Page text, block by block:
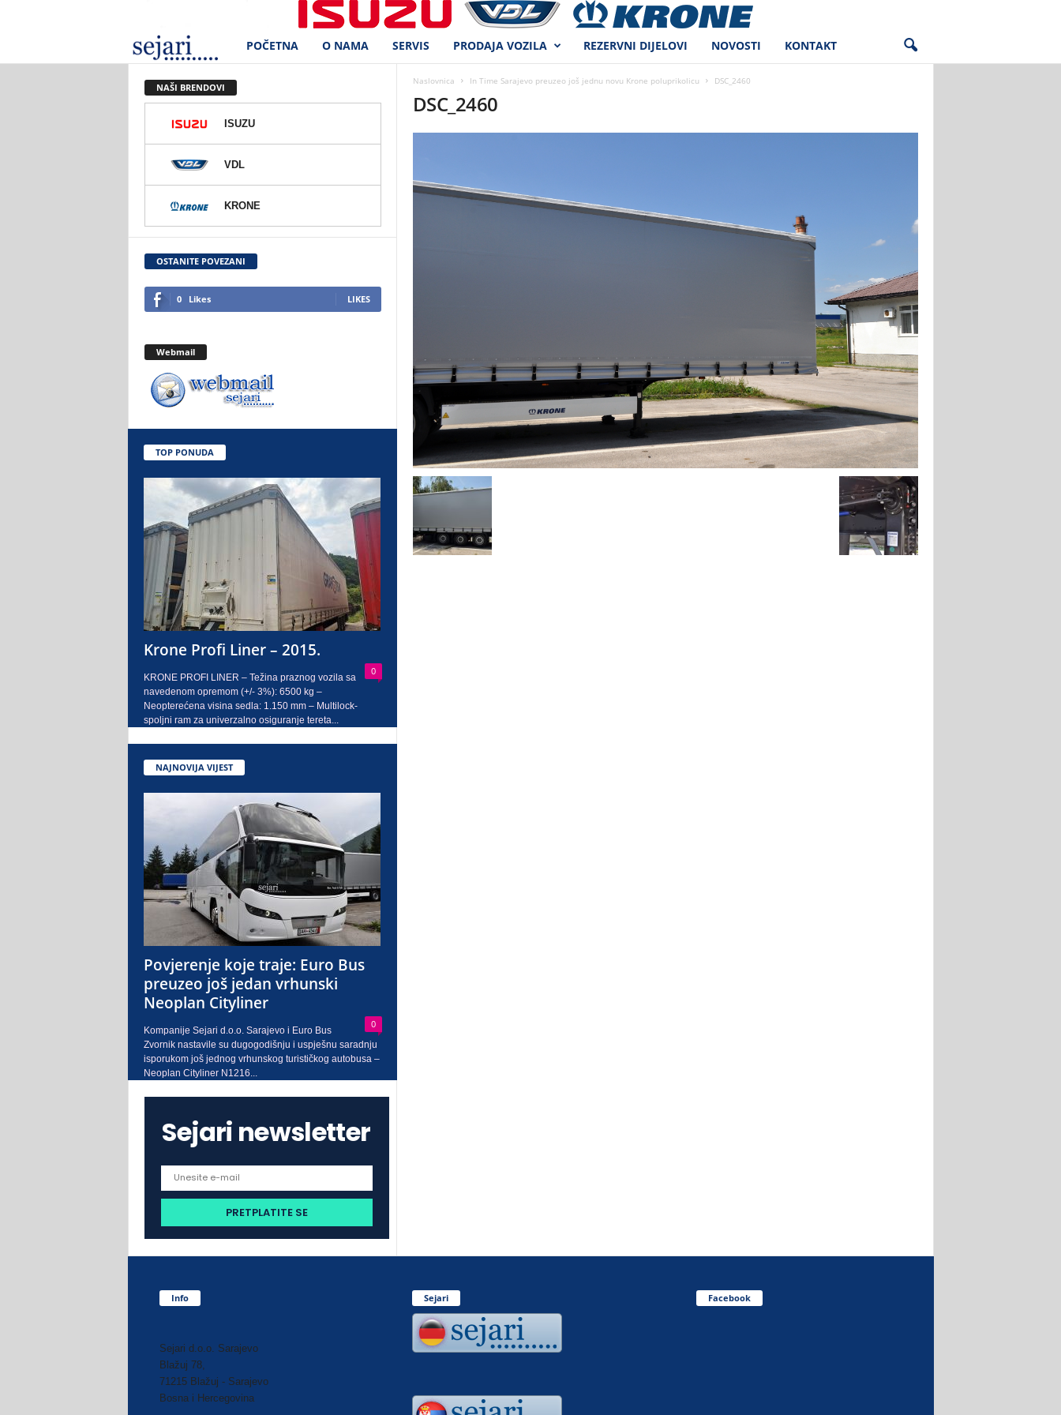
e
r
d
.
o
.
a
j
o
POČETNA O NAMA SERVIS PRODAJA VOZILA REZERVNI DIJELOVI NOVOSTI KONTAKT
Naslovnica In Time Sarajevo preuzeo još jednu novu Krone poluprikolicu DSC_2460
DSC_2460
NAŠI BRENDOVI
ISUZU
VDL
KRONE
OSTANITE POVEZANI
0 Likes LIKES
Webmail
TOP PONUDA
Krone Profi Liner – 2015.
0
KRONE PROFI LINER – Težina praznog vozila sa
navedenom opremom (+/- 3%): 6500 kg –
Neopterećena visina sedla: 1.150 mm – Multilock-
spoljni ram za univerzalno osiguranje tereta...
NAJNOVIJA VIJEST
Povjerenje koje traje: Euro Bus
preuzeo još jedan vrhunski
Neoplan Cityliner
0
Kompanije Sejari d.o.o. Sarajevo i Euro Bus
Zvornik nastavile su dugogodišnju i uspješnu saradnju
isporukom još jednog vrhunskog turističkog autobusa –
Neoplan Cityliner N1216...
Sejari newsletter
Info
Sejari d.o.o. Sarajevo
Blažuj 78,
71215 Blažuj - Sarajevo
Bosna i Hercegovina
Sejari Facebook